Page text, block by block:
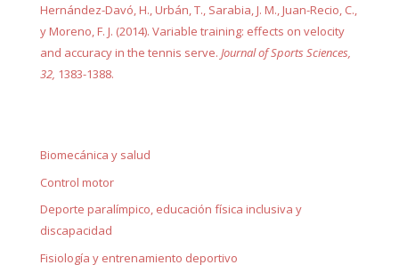
Hernández-Davó, H., Urbán, T., Sarabia, J. M., Juan-Recio, C.,
y Moreno, F. J. (2014). Variable training: effects on velocity
and accuracy in the tennis serve. Journal of Sports Sciences,
32, 1383-1388.
Biomecánica y salud
Control motor
Deporte paralímpico, educación física inclusiva y
discapacidad
Fisiología y entrenamiento deportivo